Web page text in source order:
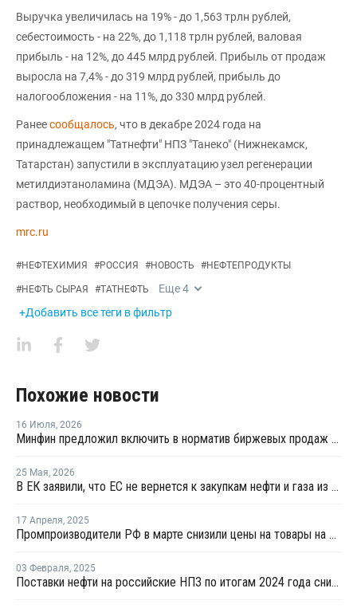
Выручка увеличилась на 19% - до 1,563 трлн рублей,
себестоимость - на 22%, до 1,118 трлн рублей, валовая
прибыль - на 12%, до 445 млрд рублей. Прибыль от продаж
выросла на 7,4% - до 319 млрд рублей, прибыль до
налогообложения - на 11%, до 330 млрд рублей.
Ранеесообщалось, что в декабре 2024 года на
принадлежащем "Татнефти" НПЗ "Танеко" (Нижнекамск,
Татарстан) запустили в эксплуатацию узел регенерации
метилдиэтаноламина (МДЭА). МДЭА – это 40-процентный
раствор, необходимый в цепочке получения серы.
mrc.ru
#НЕФТЕХИМИЯ #РОССИЯ #НОВОСТЬ #НЕФТЕПРОДУКТЫ
#НЕФТЬ СЫРАЯ #ТАТНЕФТЬ Еще4
+Добавить все теги в фильтр
Похожие новости
16 Июля, 2026
Минфин предложил включить в норматив биржевых продаж топлива реализацию по договорам, устанавливаемым правительством
25 Мая, 2026
В ЕК заявили, что ЕС не вернется к закупкам нефти и газа из России
17 Апреля, 2025
Промпроизводители РФ в марте снизили цены на товары на 1,5%
03 Февраля, 2025
Поставки нефти на российские НПЗ по итогам 2024 года снизились на 2,5%